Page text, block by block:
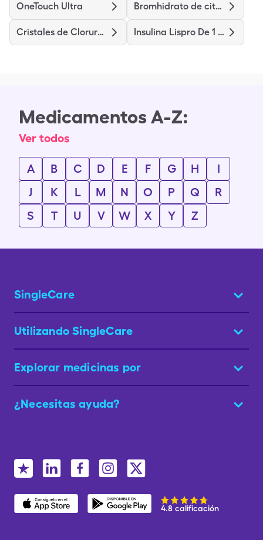
OneTouch Ultra Bromhidrato de citalopram
Cristales de Cloruro de Potasio de Liberación Prolongada Insulina Lispro De 1 Unidad Con Marcador
Medicamentos A-Z:
Ver todos
A B C D E F G H
I
J
K L M N O P Q
R
S
T U V W X Y Z
SingleCare
Utilizando SingleCare
Explorar medicinas por
¿Necesitas ayuda?
4.8 calificación